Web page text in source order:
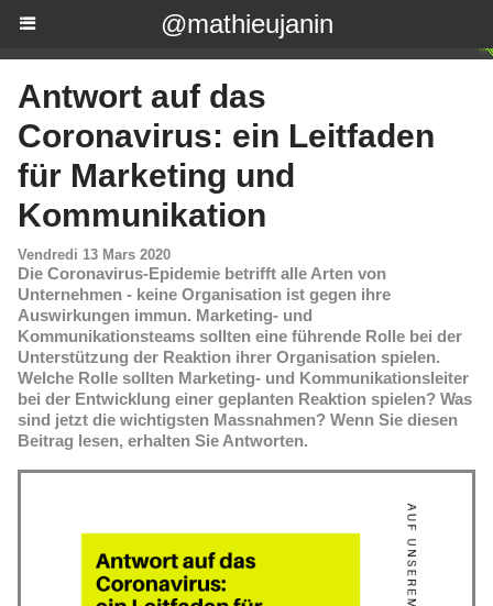
@mathieujanin
Antwort auf das
Coronavirus: ein Leitfaden
für Marketing und
Kommunikation
Vendredi 13 Mars 2020
Die Coronavirus-Epidemie betrifft alle Arten von
Unternehmen - keine Organisation ist gegen ihre
Auswirkungen immun. Marketing- und
Kommunikationsteams sollten eine führende Rolle bei der
Unterstützung der Reaktion ihrer Organisation spielen.
Welche Rolle sollten Marketing- und Kommunikationsleiter
bei der Entwicklung einer geplanten Reaktion spielen? Was
sind jetzt die wichtigsten Massnahmen? Wenn Sie diesen
Beitrag lesen, erhalten Sie Antworten.